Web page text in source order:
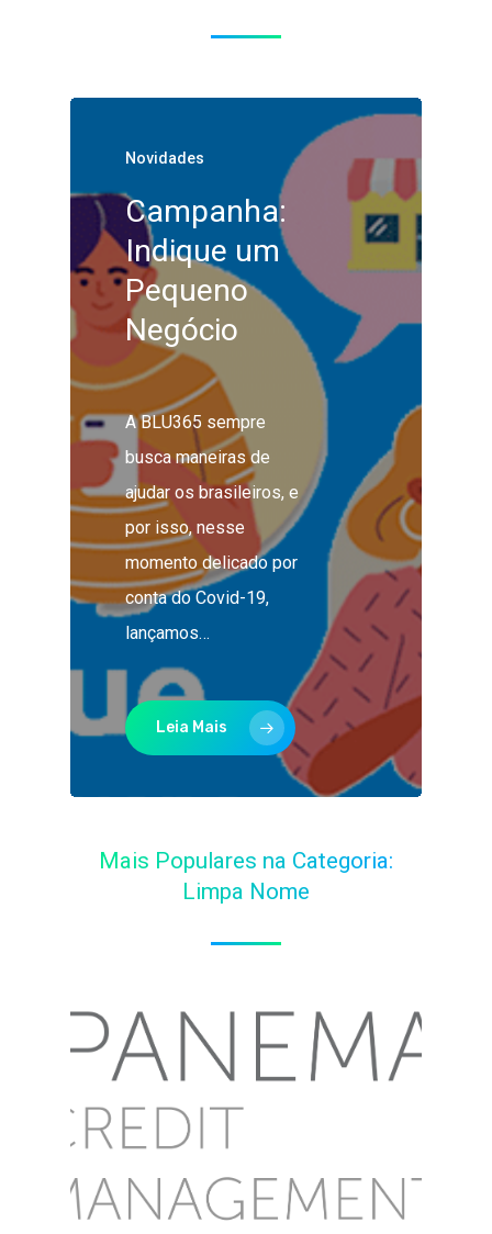
Novidades
Campanha:
Indique um
Pequeno
Negócio
A BLU365 sempre
busca maneiras de
ajudar os brasileiros, e
por isso, nesse
momento delicado por
conta do Covid-19,
lançamos…
Leia Mais
Mais Populares na Categoria:
Limpa Nome